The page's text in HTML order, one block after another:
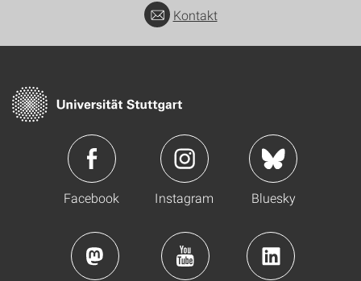
Kontakt
Facebook Instagram Bluesky